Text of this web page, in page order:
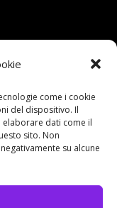
come i cookie
del dispositivo. Il
dati come il
sito. Non
su alcune